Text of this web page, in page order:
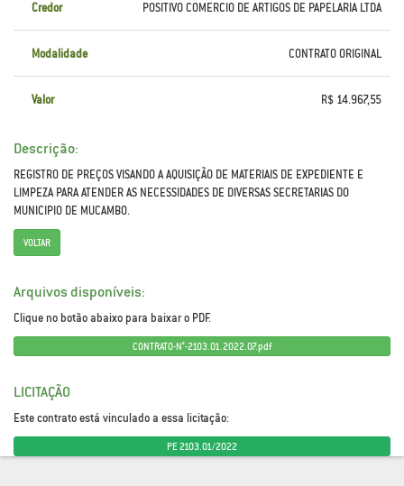
Credor POSITIVO COMERCIO DE ARTIGOS DE PAPELARIA LTDA
Modalidade CONTRATO ORIGINAL
Valor R$ 14.967,55
Descrição:
REGISTRO DE PREÇOS VISANDO A AQUISIÇÃO DE MATERIAIS DE EXPEDIENTE E
LIMPEZA PARA ATENDER AS NECESSIDADES DE DIVERSAS SECRETARIAS DO
MUNICIPIO DE MUCAMBO.
VOLTAR
Arquivos disponíveis:
Clique no botão abaixo para baixar o PDF.
CONTRATO-N°-2103.01.2022.07.pdf
LICITAÇÃO
Este contrato está vinculado a essa licitação:
PE 2103.01/2022